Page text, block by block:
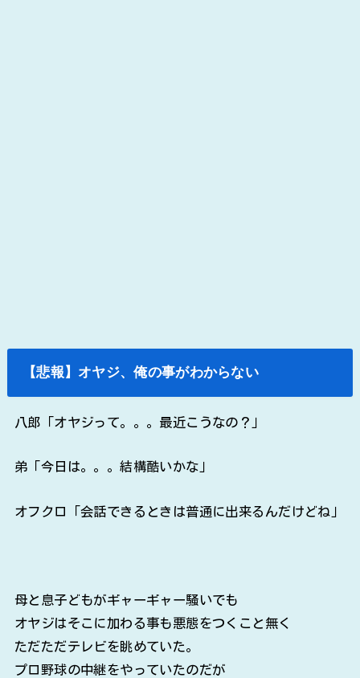
【悲報】オヤジ、俺の事がわからない
八郎「オヤジって。。。最近こうなの？」
弟「今日は。。。結構酷いかな」
オフクロ「会話できるときは普通に出来るんだけどね」
母と息子どもがギャーギャー騒いでも
オヤジはそこに加わる事も悪態をつくこと無く
ただただテレビを眺めていた。
プロ野球の中継をやっていたのだが